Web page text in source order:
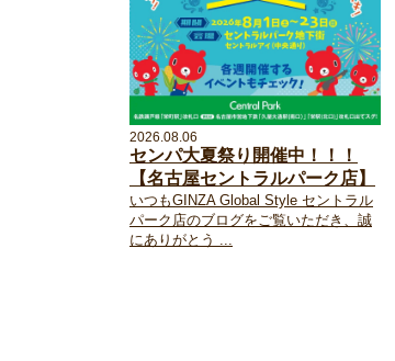
2026.08.06
センパ大夏祭り開催中！！！
【名古屋セントラルパーク店】
いつもGINZA Global Style セントラル
パーク店のブログをご覧いただき、誠
にありがとう ...